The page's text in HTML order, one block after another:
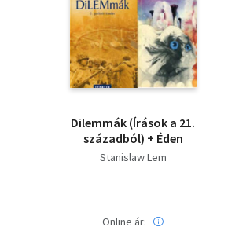
Dilemmák (Írások a 21.
századból) + Éden
Stanislaw Lem
Online ár: